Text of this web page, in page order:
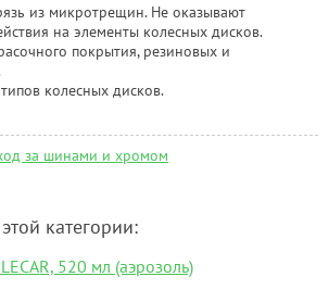
из микротрещин. Не оказывают
на элементы колесных дисков.
покрытия, резиновых и
колесных дисков.
за шинами и хромом
категории:
520 мл (аэрозоль)